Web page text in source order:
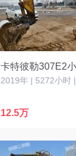
卡特彼勒307E2
2019年 | 5272小时
12.5万